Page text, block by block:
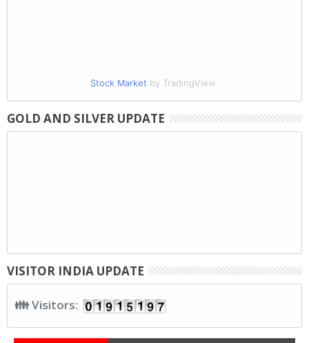
Stock Market by TradingView
GOLD AND SILVER UPDATE
VISITOR INDIA UPDATE
👪 Visitors: